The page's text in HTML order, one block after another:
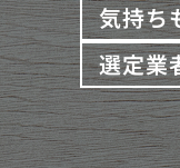
気持ち
選定業